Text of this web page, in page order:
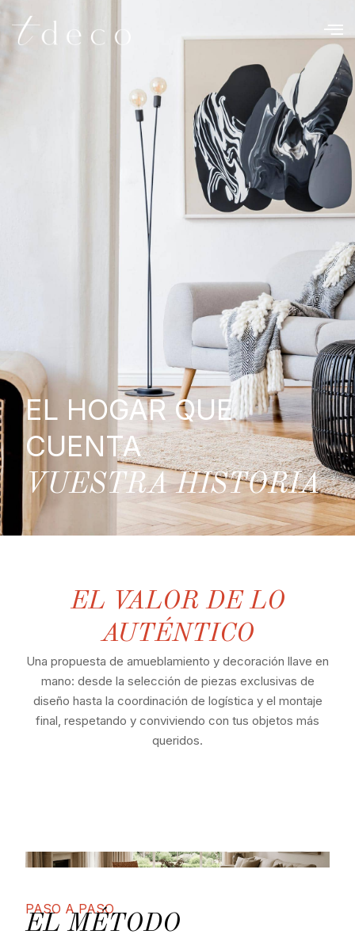
EL HOGAR QUE
CUENTA
VUESTRA HISTORIA
EL VALOR DE LO
AUTÉNTICO
Una propuesta de amueblamiento y decoración llave en
mano: desde la selección de piezas exclusivas de
diseño hasta la coordinación de logística y el montaje
final, respetando y conviviendo con tus objetos más
queridos.
PASO A PASO
EL MÉTODO